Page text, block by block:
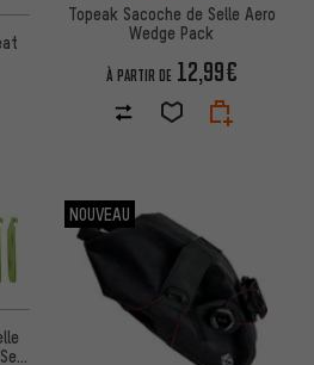
5 d'après 5 avisTopeak Sacoche de Selle Aero
Wedge Pack
À PARTIR DE 12,99€
NOUVEAU